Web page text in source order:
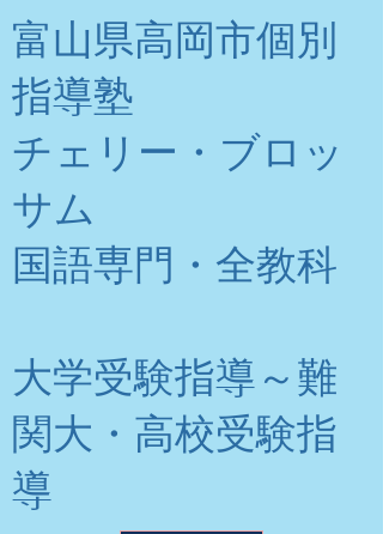
富山県高岡市個別
指導塾
チェリー・ブロッ
サム
​国語専門・全教科
大学受験指導～難
関大・高校受験指
導